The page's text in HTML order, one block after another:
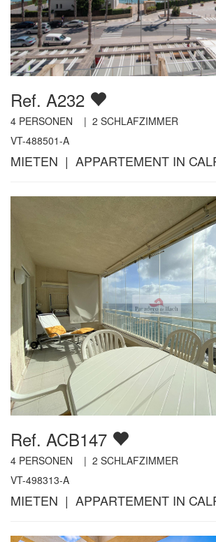
Ref. A232
4 PERSONEN | 2 SCHLAFZIMMER
VT-488501-A
MIETEN | APPARTEMENT IN
Ref. ACB147
4 PERSONEN | 2 SCHLAFZIMMER
VT-498313-A
MIETEN | APPARTEMENT IN